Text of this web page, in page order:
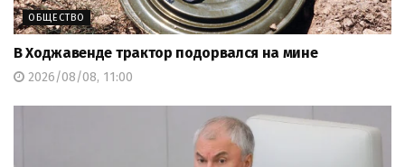
ОБЩЕСТВО
В Ходжавенде трактор подорвался на мине
2026/08/08, 11:00